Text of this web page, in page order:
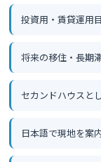
投資用・賃貸運用
将来の移住・長期
セカンドハウスと
日本語で現地を案